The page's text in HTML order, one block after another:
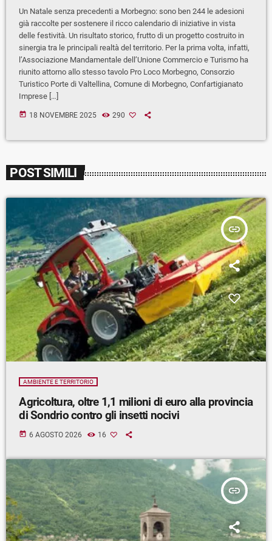
Un Natale senza precedenti a Morbegno: sono ben 244 le adesioni
già raccolte per sostenere il ricco calendario di iniziative in vista
delle festività. Un risultato storico, frutto di un progetto costruito in
sinergia tra le principali realtà del territorio. Per la prima volta, infatti,
l’Associazione Mandamentale dell’Unione Commercio e Turismo ha
riunito attorno allo stesso tavolo Pro Loco Morbegno, Consorzio
Turistico Porte di Valtellina, Comune di Morbegno, Confartigianato
Imprese […]
today 18 NOVEMBRE 2025 290
POST SIMILI
insert_link
AMBIENTE E TERRITORIO
Agricoltura, oltre 1,1 milioni di euro alla provincia
di Sondrio contro gli insetti nocivi
today 6 AGOSTO 2026 16
insert_link